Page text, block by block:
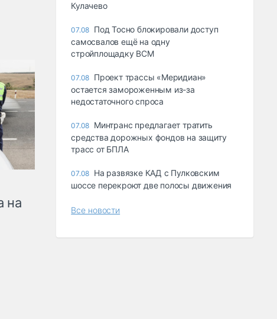
на
Кулачево
07.08 Под Тосно блокировали доступ
самосвалов ещё на одну
стройплощадку ВСМ
07.08 Проект трассы «Меридиан»
остается замороженным из-за
недостаточного спроса
07.08 Минтранс предлагает тратить
средства дорожных фондов на защиту
трасс от БПЛА
07.08 На развязке КАД с Пулковским
шоссе перекроют две полосы движения
Все новости